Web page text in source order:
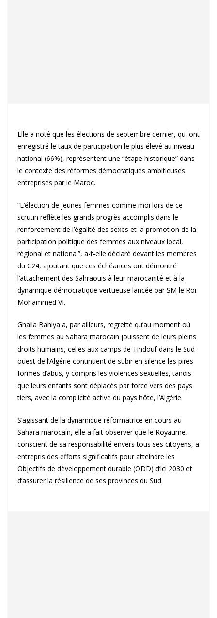
Elle a noté que les élections de septembre dernier, qui ont
enregistré le taux de participation le plus élevé au niveau
national (66%), représentent une “étape historique” dans
le contexte des réformes démocratiques ambitieuses
entreprises par le Maroc.
“L’élection de jeunes femmes comme moi lors de ce
scrutin reflète les grands progrès accomplis dans le
renforcement de l’égalité des sexes et la promotion de la
participation politique des femmes aux niveaux local,
régional et national”, a-t-elle déclaré devant les membres
du C24, ajoutant que ces échéances ont démontré
l’attachement des Sahraouis à leur marocanité et à la
dynamique démocratique vertueuse lancée par SM le Roi
Mohammed VI.
Ghalla Bahiya a, par ailleurs, regretté qu’au moment où
les femmes au Sahara marocain jouissent de leurs pleins
droits humains, celles aux camps de Tindouf dans le Sud-
ouest de l’Algérie continuent de subir en silence les pires
formes d’abus, y compris les violences sexuelles, tandis
que leurs enfants sont déplacés par force vers des pays
tiers, avec la complicité active du pays hôte, l’Algérie.
S’agissant de la dynamique réformatrice en cours au
Sahara marocain, elle a fait observer que le Royaume,
conscient de sa responsabilité envers tous ses citoyens, a
entrepris des efforts significatifs pour atteindre les
Objectifs de développement durable (ODD) d’ici 2030 et
d’assurer la résilience de ses provinces du Sud.